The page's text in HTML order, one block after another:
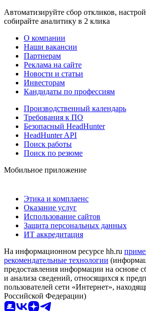
Автоматизируйте сбор откликов,
собирайте аналитику в 2 клика
О компании
Наши вакансии
Партнерам
Реклама на сайте
Новости и статьи
Инвесторам
Кандидаты по профессиям
Производственный календарь
Требования к ПО
Безопасный HeadHunter
HeadHunter API
Поиск работы
Поиск по резюме
Мобильное приложение
Этика и комплаенс
Оказание услуг
Использование сайтов
Защита персональных данных
ИТ аккредитация
На информационном ресурсе hh.ru
рекомендательные технологии
предоставления информации на основе
и анализа сведений, относящихся к
пользователей сети «Интернет»,
Российской Федерации)